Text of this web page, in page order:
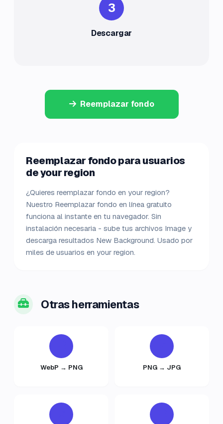
3
Descargar
Reemplazar fondo
Reemplazar fondo para usuarios
de your region
¿Quieres reemplazar fondo en your region?
Nuestro Reemplazar fondo en línea gratuito
funciona al instante en tu navegador. Sin
instalación necesaria - sube tus archivos Image y
descarga resultados New Background. Usado por
miles de usuarios en your region.
Otras herramientas
WebP → PNG PNG → JPG